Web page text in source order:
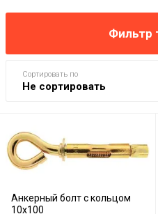
Фильтр
Сортировать по
Не сортировать
Анкерный болт с кольцом
10х100